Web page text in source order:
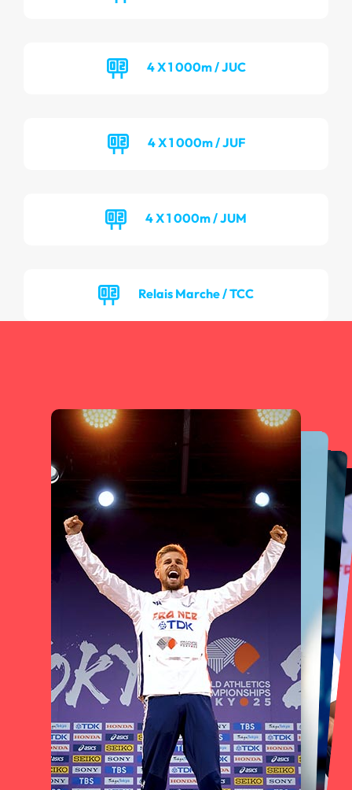
4 X 1 000m / JUC
4 X 1 000m / JUF
4 X 1 000m / JUM
Relais Marche / TCC